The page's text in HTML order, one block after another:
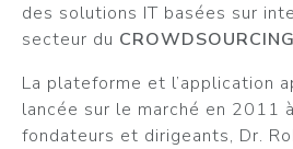
des solutions IT basées sur
secteur du CROWDSOURCING
La plateforme et l’application
lancée sur le marché en 2011
fondateurs et dirigeants, Dr.